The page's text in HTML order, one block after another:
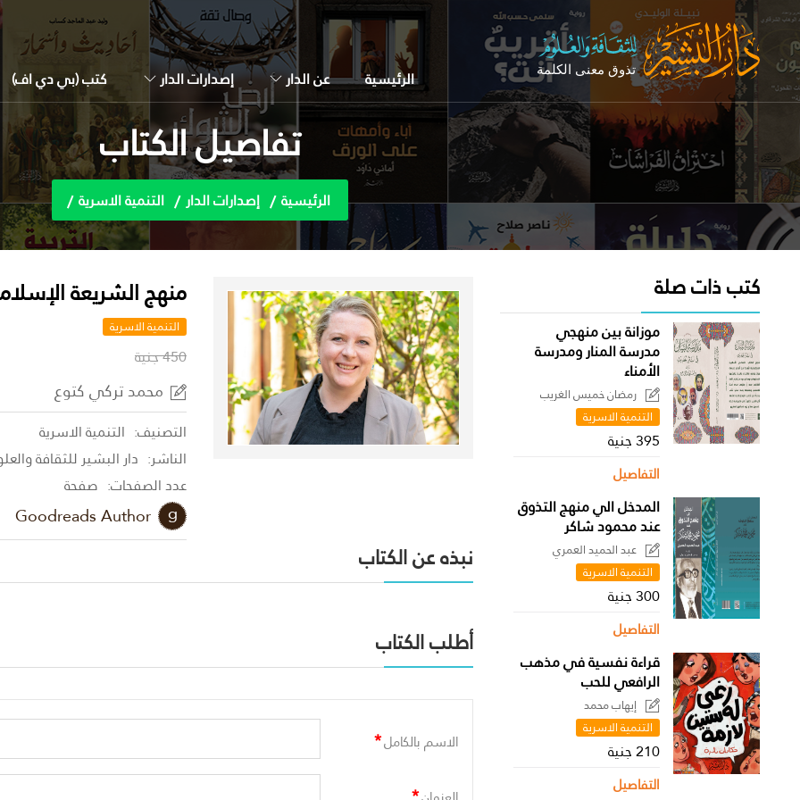
الرئيسية عن الدار إصدارات الدار كتب (بي دي اف)
تفاصيل الكتاب
الرئيسية إصدارات الدار التنمية الاسرية
كتب ذات صلة
موزانة بين منهجي
مدرسة المنار ومدرسة
الأمناء
رمضان خميس الغريب
التنمية الاسرية
395 جنية
التفاصيل
المدخل الي منهج التذوق
عند محمود شاكر
عبد الحميد العمري
التنمية الاسرية
300 جنية
التفاصيل
قراءة نفسية في مذهب
الرافعي للحب
إيهاب محمد
التنمية الاسرية
210 جنية
التفاصيل
منهج الشريعة
التنمية الاسرية
450 جنية
محمد تركي كتوع
التصنيف: التنمية الاسرية
الناشر: دار البشير للثقافة
عدد الصفحات: صفحة
Goodreads Author
نبذه عن الكتاب
أطلب الكتاب
الاسم بالكامل*